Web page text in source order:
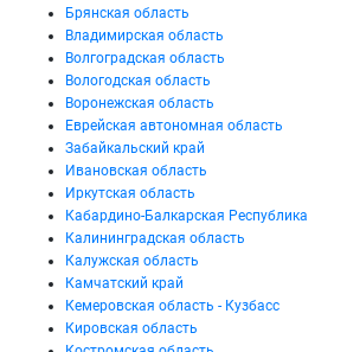
Брянская область
Владимирская область
Волгоградская область
Вологодская область
Воронежская область
Еврейская автономная область
Забайкальский край
Ивановская область
Иркутская область
Кабардино-Балкарская Республика
Калининградская область
Калужская область
Камчатский край
Кемеровская область - Кузбасс
Кировская область